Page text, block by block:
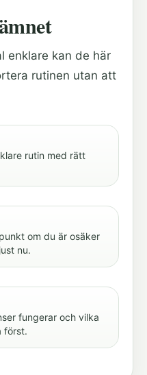
enklare kan de här
rutinen utan att
rutin med rätt
om du är osäker
nu.
fungerar och vilka
först.